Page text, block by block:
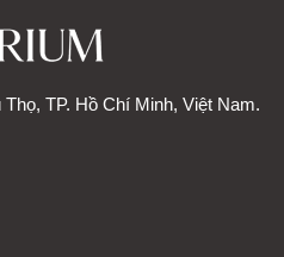
TP. Hồ Chí Minh, Việt Nam.